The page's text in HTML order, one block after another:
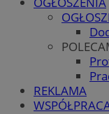
REKLAMA